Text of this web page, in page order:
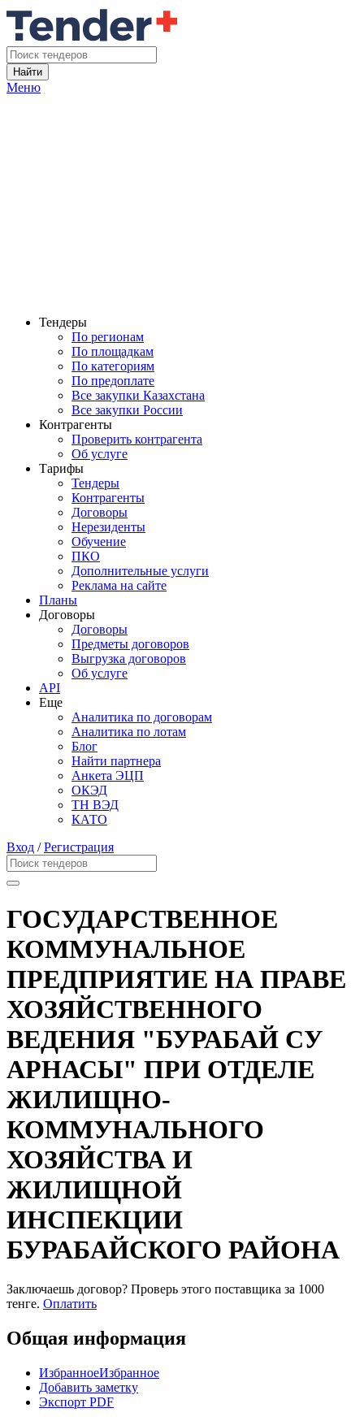
Найти
Меню
Тендеры
По регионам
По площадкам
По категориям
По предоплате
Все закупки Казахстана
Все закупки России
Контрагенты
Проверить контрагента
Об услуге
Тарифы
Тендеры
Контрагенты
Договоры
Нерезиденты
Обучение
ПКО
Дополнительные услуги
Реклама на сайте
Планы
Договоры
Договоры
Предметы договоров
Выгрузка договоров
Об услуге
API
Еще
Аналитика по договорам
Аналитика по лотам
Блог
Найти партнера
Анкета ЭЦП
ОКЭД
ТН ВЭД
КАТО
Вход /Регистрация
ГОСУДАРСТВЕННОЕ
КОММУНАЛЬНОЕ
ПРЕДПРИЯТИЕ НА ПРАВЕ
ХОЗЯЙСТВЕННОГО
ВЕДЕНИЯ "БУРАБАЙ СУ
АРНАСЫ" ПРИ ОТДЕЛЕ
ЖИЛИЩНО-
КОММУНАЛЬНОГО
ХОЗЯЙСТВА И
ЖИЛИЩНОЙ
ИНСПЕКЦИИ
БУРАБАЙСКОГО РАЙОНА
Заключаешь договор? Проверь этого поставщика за 1000
тенге. Оплатить
Общая информация
ИзбранноеИзбранное
Добавить заметку
Экспорт PDF